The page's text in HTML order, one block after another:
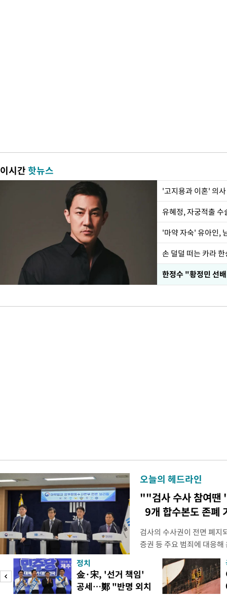
이시간핫뉴스
'고지용과 이혼' 의
유혜정, 자궁적출
'마약 자숙' 유아인,
손 덜덜 떠는 카라
오늘의 헤드라인
""검사 수사 참여
9개 합수본도 존폐
검사의 수사권이 전면 폐
증권 등 주요 범죄에 대응
새로운 쟁점으로 떠올랐
여 근거가 사라지면서 현행
이다. 9일 법조계에 따르면
사의 수사권이 박탈되면서,
정치
金·宋, '선거 책임'
공세…鄭 "반명 외치